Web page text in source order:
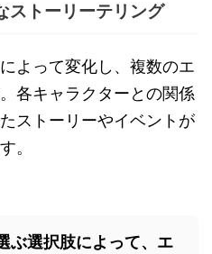
ストーリーテリング
よって変化し、複数のエ
各キャラクターとの関係
ストーリーやイベントが
。
ぶ選択肢によって、エ